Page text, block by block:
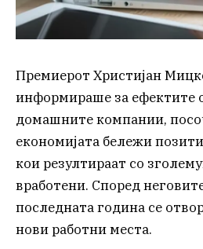
Премиерот Христијан
информираше за ефектите
домашните компании,
економијата бележи
кои резултираат со
вработени. Според
последната година се
нови работни места.